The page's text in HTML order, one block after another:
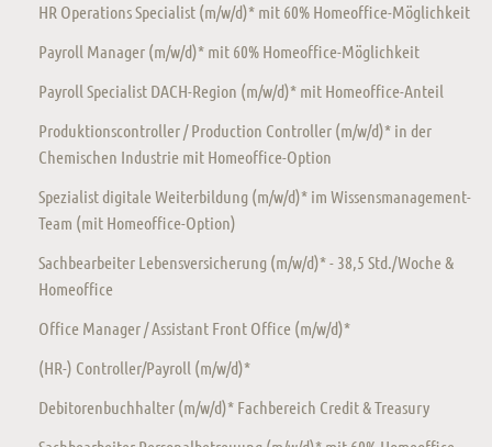
HR Operations Specialist (m/w/d)* mit 60% Homeoffice-Möglichkeit
Payroll Manager (m/w/d)* mit 60% Homeoffice-Möglichkeit
Payroll Specialist DACH-Region (m/w/d)* mit Homeoffice-Anteil
Produktionscontroller / Production Controller (m/w/d)* in der
Chemischen Industrie mit Homeoffice-Option
Spezialist digitale Weiterbildung (m/w/d)* im Wissensmanagement-
Team (mit Homeoffice-Option)
Sachbearbeiter Lebensversicherung (m/w/d)* - 38,5 Std./Woche &
Homeoffice
Office Manager / Assistant Front Office (m/w/d)*
(HR-) Controller/Payroll (m/w/d)*
Debitorenbuchhalter (m/w/d)* Fachbereich Credit & Treasury